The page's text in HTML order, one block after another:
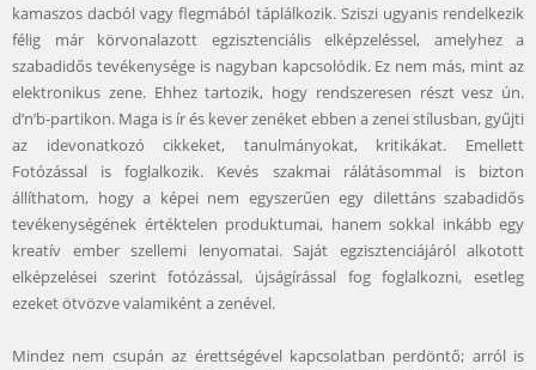
kamaszos dacból vagy flegmából táplálkozik. Sziszi ugyanis rendelkezik
félig már körvonalazott egzisztenciális elképzeléssel, amelyhez a
szabadidős tevékenysége is nagyban kapcsolódik. Ez nem más, mint az
elektronikus zene. Ehhez tartozik, hogy rendszeresen részt vesz ún.
d’n’b-partikon. Maga is ír és kever zenéket ebben a zenei stílusban, gyűjti
az idevonatkozó cikkeket, tanulmányokat, kritikákat. Emellett
Fotózással is foglalkozik. Kevés szakmai rálátásommal is bizton
állíthatom, hogy a képei nem egyszerűen egy dilettáns szabadidős
tevékenységének értéktelen produktumai, hanem sokkal inkább egy
kreatív ember szellemi lenyomatai. Saját egzisztenciájáról alkotott
elképzelései szerint fotózással, újságírással fog foglalkozni, esetleg
ezeket ötvözve valamiként a zenével.
Mindez nem csupán az érettségével kapcsolatban perdöntő; arról is